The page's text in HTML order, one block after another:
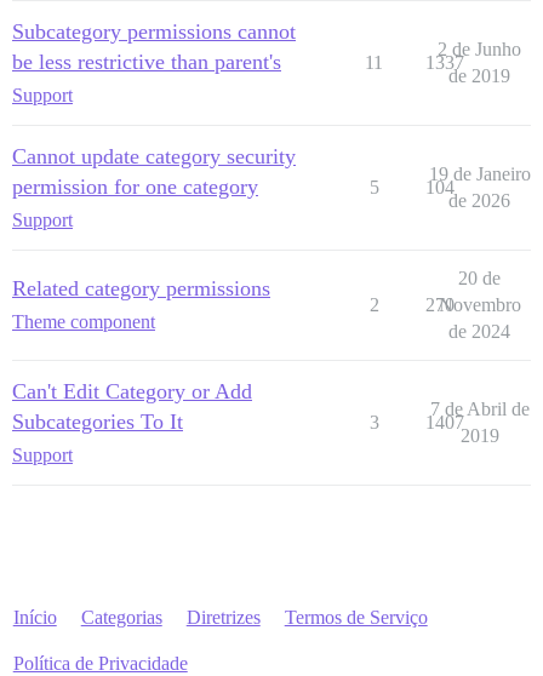
Subcategory permissions cannot
be less restrictive than parent's
Support
11 1337
2 de Junho
de 2019
Cannot update category security
permission for one category
Support
5 104
19 de Janeiro
de 2026
Related category permissions
Theme component
2 270
20 de
Novembro
de 2024
Can't Edit Category or Add
Subcategories To It
Support
3 1407
7 de Abril de
2019
Início Categorias Diretrizes Termos de Serviço
Política de Privacidade